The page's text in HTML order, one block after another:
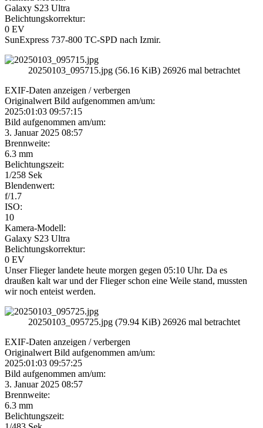
Galaxy S23 Ultra
Belichtungskorrektur:
0 EV
SunExpress 737-800 TC-SPD nach Izmir.
20250103_095715.jpg (56.16 KiB) 26926 mal betrachtet
EXIF-Daten anzeigen / verbergen
Originalwert Bild aufgenommen am/um:
2025:01:03 09:57:15
Bild aufgenommen am/um:
3. Januar 2025 08:57
Brennweite:
6.3 mm
Belichtungszeit:
1/258 Sek
Blendenwert:
f/1.7
ISO:
10
Kamera-Modell:
Galaxy S23 Ultra
Belichtungskorrektur:
0 EV
Unser Flieger landete heute morgen gegen 05:10 Uhr. Da es
draußen kalt war und der Flieger schon eine Weile stand, mussten
wir noch enteist werden.
20250103_095725.jpg (79.94 KiB) 26926 mal betrachtet
EXIF-Daten anzeigen / verbergen
Originalwert Bild aufgenommen am/um:
2025:01:03 09:57:25
Bild aufgenommen am/um:
3. Januar 2025 08:57
Brennweite:
6.3 mm
Belichtungszeit: